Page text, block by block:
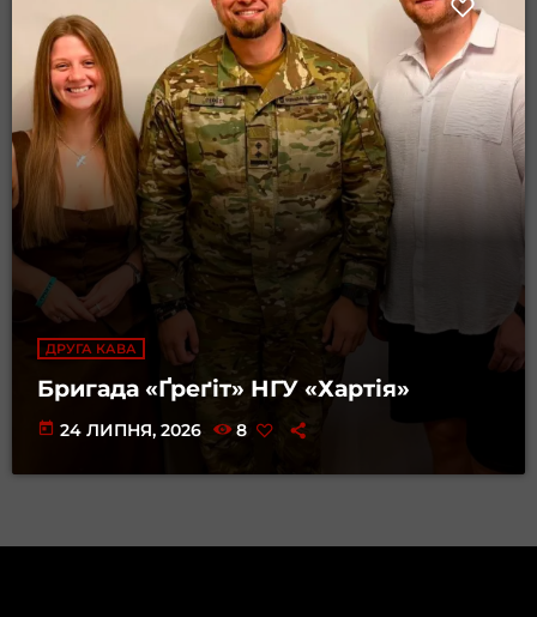
ДРУГА КАВА
Бригада «Ґреґіт» НГУ «Хартія»
today 24 ЛИПНЯ, 2026 8